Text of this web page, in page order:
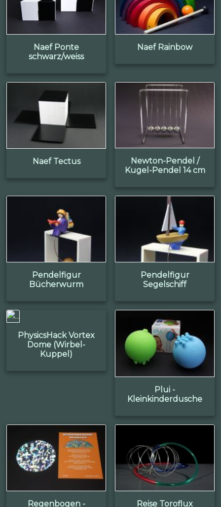
Naef Ponte
schwarz/weiss
Naef Rainbow
Naef Tectus
Newton-Pendel /
Kugel-Pendel 14 cm
Pendelfigur
Bücherwurm
Pendelfigur
Segelschiff
PhysicsHack Vortex
Dome (Wirbel-
Kuppel)
Plui -
Kleinkinderdusche
Regenbogen - Reise Toroflux